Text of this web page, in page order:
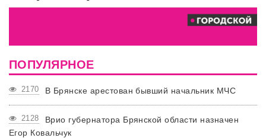
ПОПУЛЯРНОЕ
2170 В Брянске арестован бывший начальник МЧС
2128
Врио губернатора Брянской области назначен
Егор Ковальчук